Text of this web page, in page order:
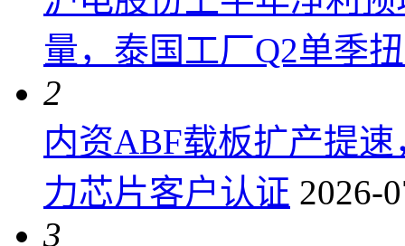
量，泰国工厂Q2单季
2
内资ABF载板扩产提
力芯片客户认证 2026-
3